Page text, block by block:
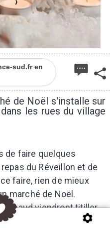
sud.fr en
de Noël s'installe sur
les rues du village
de faire quelques
du Réveillon et de
faire, rien de mieux
marché de Noël.
chaud viendront titiller
de sortir en